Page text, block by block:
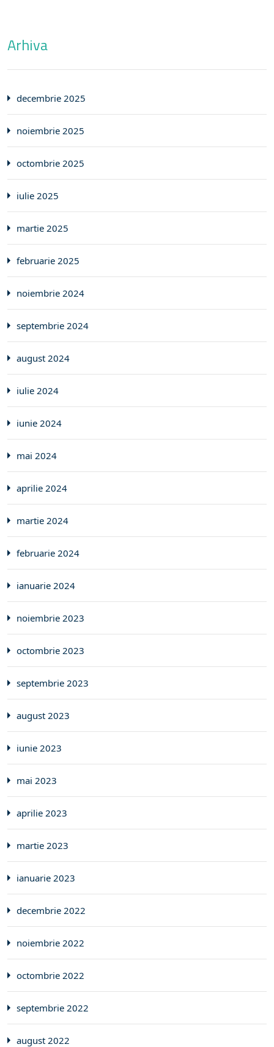
Arhiva
decembrie 2025
noiembrie 2025
octombrie 2025
iulie 2025
martie 2025
februarie 2025
noiembrie 2024
septembrie 2024
august 2024
iulie 2024
iunie 2024
mai 2024
aprilie 2024
martie 2024
februarie 2024
ianuarie 2024
noiembrie 2023
octombrie 2023
septembrie 2023
august 2023
iunie 2023
mai 2023
aprilie 2023
martie 2023
ianuarie 2023
decembrie 2022
noiembrie 2022
octombrie 2022
septembrie 2022
august 2022